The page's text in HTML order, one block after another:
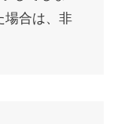
場合は、非